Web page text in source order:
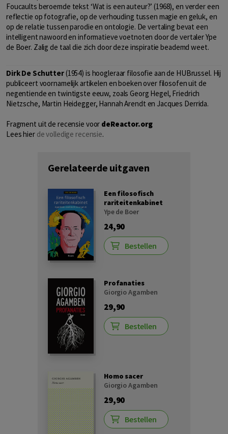
Foucaults beroemde tekst ‘Wat is een auteur?’ (1968), en verder een
reflectie op fotografie, op de verhouding tussen magie en geluk, en
op de relatie tussen parodie en ontologie. De vertaling bevat een
intelligent nawoord en informatieve voetnoten door de vertaler Ype
de Boer. Zalig de taal die zich door deze inspiratie beademd weet.
Dirk De Schutter(1954) is hoogleraar filosofie aan de HUBrussel. Hij
publiceert voornamelijk artikelen en boeken over filosofen uit de
negentiende en twintigste eeuw, zoals Georg Hegel, Friedrich
Nietzsche, Martin Heidegger, Hannah Arendt en Jacques Derrida.
Fragment uit de recensie voor deReactor.org
Lees hier de volledige recensie.
Gerelateerde uitgaven
Een filosofisch
rariteitenkabinet
Ype de Boer
24,90
Bestellen
Profanaties
Giorgio Agamben
29,90
Bestellen
Homo sacer
Giorgio Agamben
29,90
Bestellen